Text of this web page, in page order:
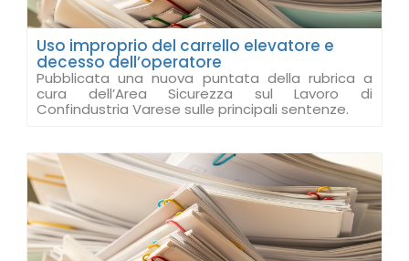
Uso improprio del carrello elevatore e
decesso dell’operatore
Pubblicata una nuova puntata della rubrica a
cura dell’Area Sicurezza sul Lavoro di
Confindustria Varese sulle principali sentenze.